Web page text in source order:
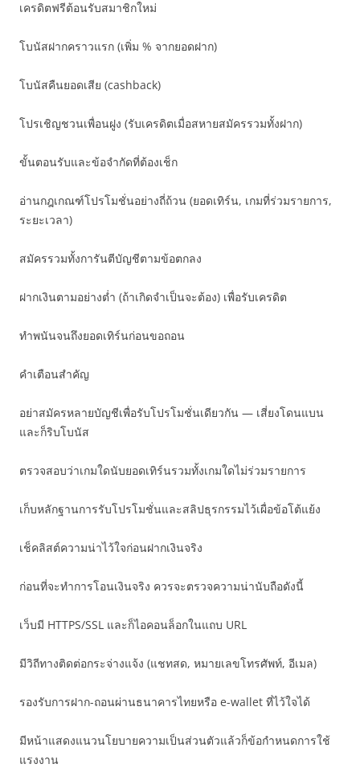
เครดิตฟรีต้อนรับสมาชิกใหม่
โบนัสฝากคราวแรก (เพิ่ม % จากยอดฝาก)
โบนัสคืนยอดเสีย (cashback)
โปรเชิญชวนเพื่อนฝูง (รับเครดิตเมื่อสหายสมัครรวมทั้งฝาก)
ขั้นตอนรับและข้อจำกัดที่ต้องเช็ก
อ่านกฎเกณฑ์โปรโมชั่นอย่างถี่ถ้วน (ยอดเทิร์น, เกมที่ร่วมรายการ,
ระยะเวลา)
สมัครรวมทั้งการันตีบัญชีตามข้อตกลง
ฝากเงินตามอย่างต่ำ (ถ้าเกิดจำเป็นจะต้อง) เพื่อรับเครดิต
ทำพนันจนถึงยอดเทิร์นก่อนขอถอน
คำเตือนสำคัญ
อย่าสมัครหลายบัญชีเพื่อรับโปรโมชั่นเดียวกัน — เสี่ยงโดนแบน
และก็ริบโบนัส
ตรวจสอบว่าเกมใดนับยอดเทิร์นรวมทั้งเกมใดไม่ร่วมรายการ
เก็บหลักฐานการรับโปรโมชั่นและสลิปธุรกรรมไว้เผื่อข้อโต้แย้ง
เช็คลิสต์ความน่าไว้ใจก่อนฝากเงินจริง
ก่อนที่จะทำการโอนเงินจริง ควรจะตรวจความน่านับถือดังนี้
เว็บมี HTTPS/SSL และก็ไอคอนล็อกในแถบ URL
มีวิถีทางติดต่อกระจ่างแจ้ง (แชทสด, หมายเลขโทรศัพท์, อีเมล)
รองรับการฝาก-ถอนผ่านธนาคารไทยหรือ e-wallet ที่ไว้ใจได้
มีหน้าแสดงแนวนโยบายความเป็นส่วนตัวแล้วก็ข้อกำหนดการใช้
แรงงาน